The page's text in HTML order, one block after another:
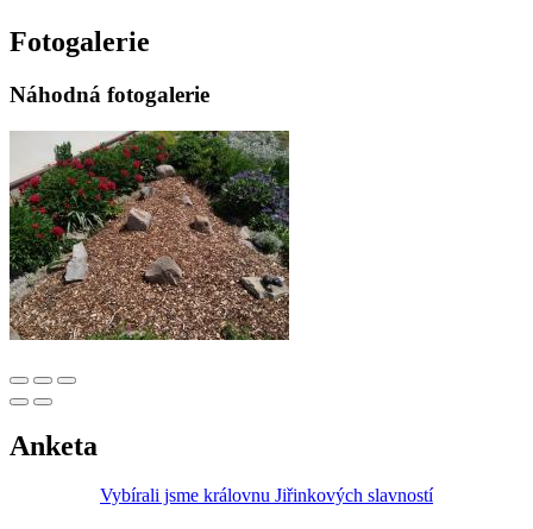
Fotogalerie
Náhodná fotogalerie
Anketa
Vybírali jsme královnu Jiřinkových slavností